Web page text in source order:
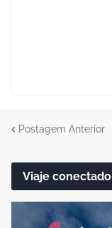
Postagem Anterior
Viaje conectado